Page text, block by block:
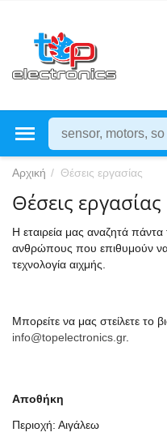
Αρχική / Θέσεις εργασίας
Θέσεις εργασίας
Η εταιρεία μας αναζητά
ανθρώπους που επιθυμούν
τεχνολογία αιχμής.
Μπορείτε να μας στείλετε το
info@topelectronics.gr.
Αποθήκη
Περιοχή: Αιγάλεω